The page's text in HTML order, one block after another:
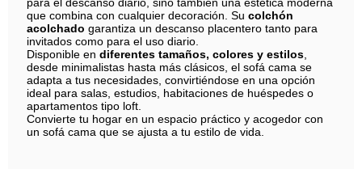
que combina con cualquier decoración. Su colchón
acolchado garantiza un descanso placentero tanto para
invitados como para el uso diario.
Disponible en diferentes tamaños, colores y estilos
desde minimalistas hasta más clásicos, el sofá cama se
adapta a tus necesidades, convirtiéndose en una opción
ideal para salas, estudios, habitaciones de huéspedes o
apartamentos tipo loft.
Convierte tu hogar en un espacio práctico y acogedor con
un sofá cama que se ajusta a tu estilo de vida.